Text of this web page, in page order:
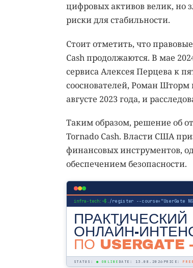
цифровых активов велик, но
риски для стабильности.
Стоит отметить, что
Cash продолжаются. В мае
сервиса Алексея Перцева к
сооснователей, Роман
августе 2023 года, и
Таким образом, решение об
Tornado Cash. Власти США
финансовых инструментов,
обеспечением безопасности.
infra-tech:~$ ./register --course="UserGate
ПРАКТИЧЕСКИЙ
ОНЛАЙН-
ПО USERGATE
STATUS: ● ONLINE DATE: 13.08.2026 PRICE: FREE